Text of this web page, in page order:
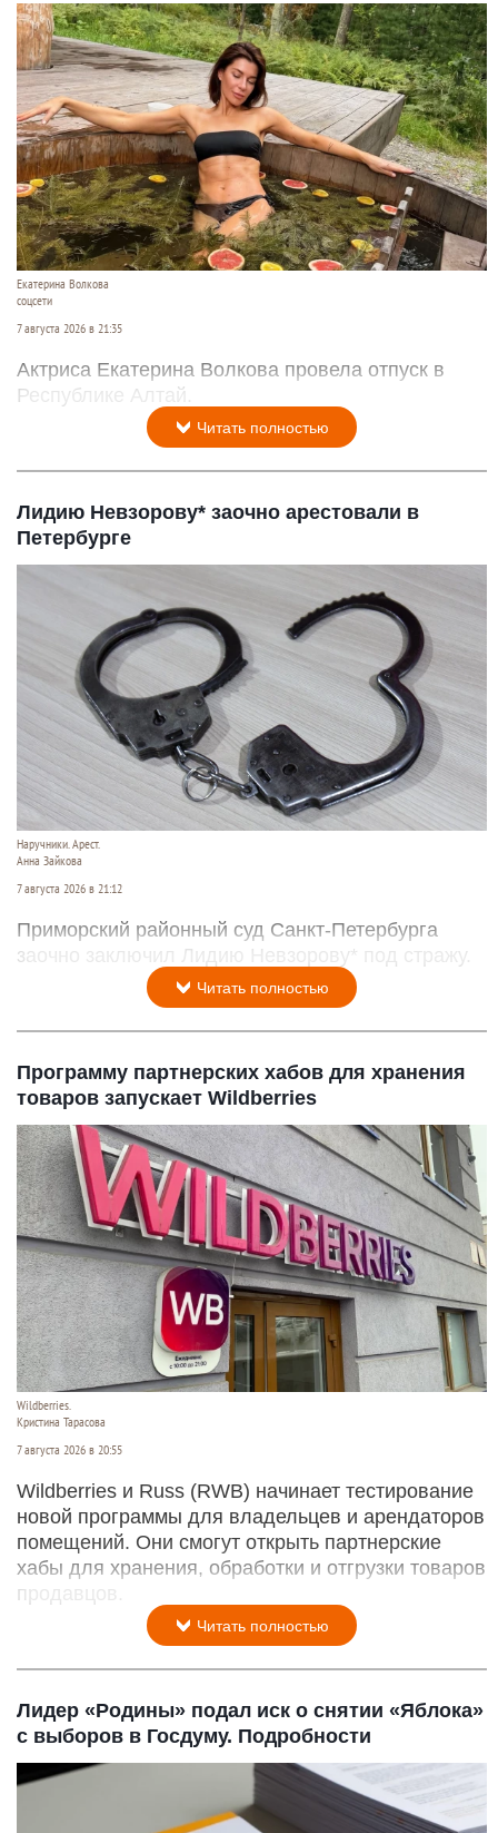
Екатерина Волкова
соцсети
7 августа 2026 в 21:35
Актриса Екатерина Волкова провела отпуск в
Республике Алтай.
Читать полностью
Лидию Невзорову* заочно арестовали в
Петербурге
Наручники. Арест.
Анна Зайкова
7 августа 2026 в 21:12
Приморский районный суд Санкт-Петербурга
заочно заключил Лидию Невзорову* под стражу.
Читать полностью
Программу партнерских хабов для хранения
товаров запускает Wildberries
Wildberries.
Кристина Тарасова
7 августа 2026 в 20:55
Wildberries и Russ (RWB) начинает тестирование
новой программы для владельцев и арендаторов
помещений. Они смогут открыть партнерские
хабы для хранения, обработки и отгрузки товаров
продавцов.
Читать полностью
Лидер «Родины» подал иск о снятии «Яблока»
с выборов в Госдуму. Подробности